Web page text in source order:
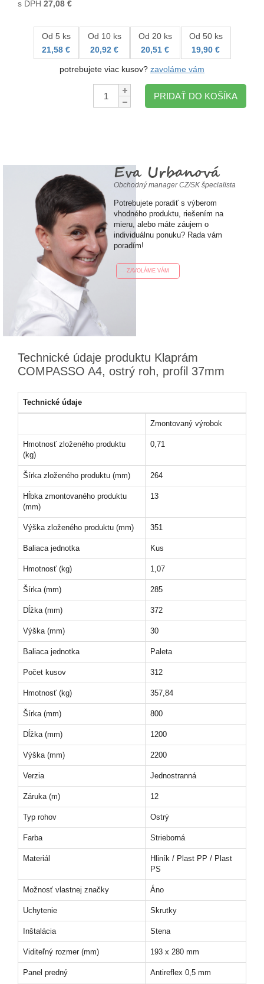
s DPH 27,08 €
Od 5 ks
21,58 €
Od 10 ks
20,92 €
Od 20 ks
20,51 €
Od 50 ks
19,90 €
potrebujete viac kusov? zavoláme vám
Množstvo:
PRIDAŤ DO KOŠÍKA
Eva Urbanová
Obchodný manager CZ/SK špecialista
Potrebujete poradiť s výberom
vhodného produktu, riešením na
mieru, alebo máte záujem o
individuálnu ponuku? Rada vám
poradím!
ZAVOLÁME VÁM
Technické údaje produktu Klaprám
COMPASSO A4, ostrý roh, profil 37mm
Technické údaje
Zmontovaný výrobok
Hmotnosť zloženého produktu
(kg)
0,71
Šírka zloženého produktu (mm) 264
Hĺbka zmontovaného produktu
(mm)
13
Výška zloženého produktu (mm) 351
Baliaca jednotka Kus
Hmotnosť (kg) 1,07
Šírka (mm) 285
Dĺžka (mm) 372
Výška (mm) 30
Baliaca jednotka Paleta
Počet kusov 312
Hmotnosť (kg) 357,84
Šírka (mm) 800
Dĺžka (mm) 1200
Výška (mm) 2200
Verzia Jednostranná
Záruka (m) 12
Typ rohov Ostrý
Farba Strieborná
Materiál
Hliník / Plast PP / Plast
PS
Možnosť vlastnej značky Áno
Uchytenie Skrutky
Inštalácia Stena
Viditeľný rozmer (mm) 193 x 280 mm
Panel predný Antireflex 0,5 mm